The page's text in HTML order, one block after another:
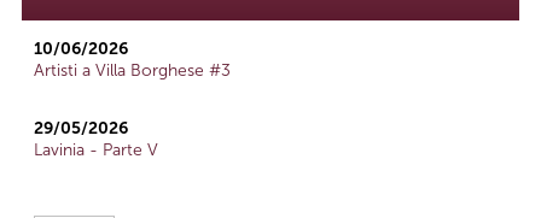
10/06/2026
Artisti a Villa Borghese #3
29/05/2026
Lavinia - Parte V